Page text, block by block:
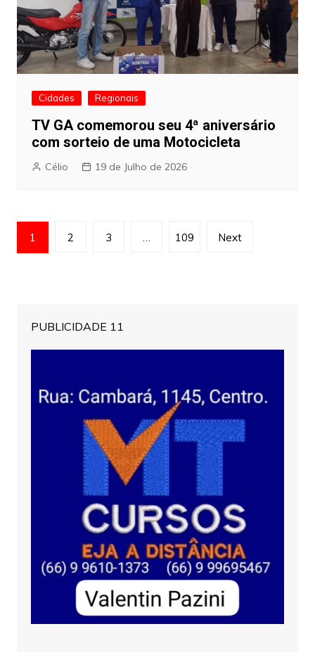
Cidades Regionais
TV GA comemorou seu 4ª aniversário
com sorteio de uma Motocicleta
Célio 19 de Julho de 2026
Paginação
dos
1 2 3 … 109 Next
PUBLICIDADE 11